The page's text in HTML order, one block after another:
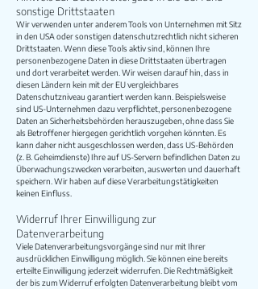
sonstige Drittstaaten
Wir verwenden unter anderem Tools von Unternehmen mit Sitz
in den USA oder sonstigen datenschutzrechtlich nicht sicheren
Drittstaaten. Wenn diese Tools aktiv sind, können Ihre
personenbezogene Daten in diese Drittstaaten übertragen
und dort verarbeitet werden. Wir weisen darauf hin, dass in
diesen Ländern kein mit der EU vergleichbares
Datenschutzniveau garantiert werden kann. Beispielsweise
sind US-Unternehmen dazu verpflichtet, personenbezogene
Daten an Sicherheitsbehörden herauszugeben, ohne dass Sie
als Betroffener hiergegen gerichtlich vorgehen könnten. Es
kann daher nicht ausgeschlossen werden, dass US-Behörden
(z. B. Geheimdienste) Ihre auf US-Servern befindlichen Daten zu
Überwachungszwecken verarbeiten, auswerten und dauerhaft
speichern. Wir haben auf diese Verarbeitungstätigkeiten
keinen Einfluss.
Widerruf Ihrer Einwilligung zur
Datenverarbeitung
Viele Datenverarbeitungsvorgänge sind nur mit Ihrer
ausdrücklichen Einwilligung möglich. Sie können eine bereits
erteilte Einwilligung jederzeit widerrufen. Die Rechtmäßigkeit
der bis zum Widerruf erfolgten Datenverarbeitung bleibt vom